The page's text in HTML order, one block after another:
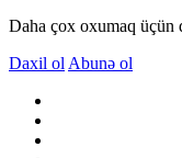
Daha çox oxumaq üçün
Daxil ol Abunə ol